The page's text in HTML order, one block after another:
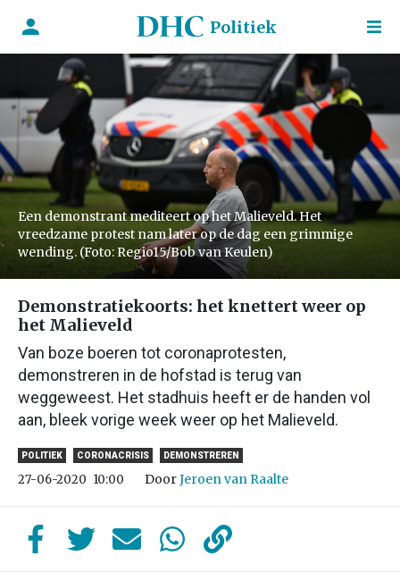
Politiek
Een demonstrant mediteert op het Malieveld. Het
vreedzame protest nam later op de dag een grimmige
wending. (Foto: Regio15/Bob van Keulen)
Demonstratiekoorts: het knettert weer op
het Malieveld
Van boze boeren tot coronaprotesten,
demonstreren in de hofstad is terug van
weggeweest. Het stadhuis heeft er de handen vol
aan, bleek vorige week weer op het Malieveld.
POLITIEK CORONACRISIS DEMONSTREREN
27-06-2020 10:00 DoorJeroen van Raalte